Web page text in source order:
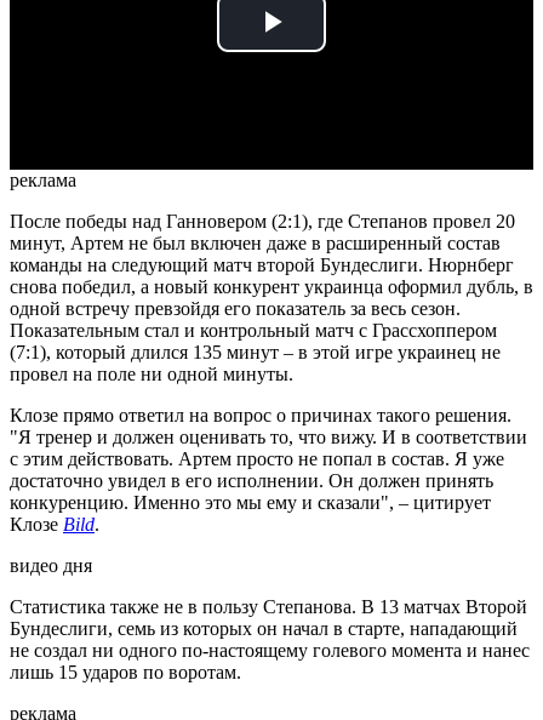
Play
реклама
После победы над Ганновером (2:1), где Степанов провел 20
минут, Артем не был включен даже в расширенный состав
команды на следующий матч второй Бундеслиги. Нюрнберг
снова победил, а новый конкурент украинца оформил дубль, в
одной встречу превзойдя его показатель за весь сезон.
Показательным стал и контрольный матч с Грассхоппером
(7:1), который длился 135 минут – в этой игре украинец не
провел на поле ни одной минуты.
Клозе прямо ответил на вопрос о причинах такого решения.
"Я тренер и должен оценивать то, что вижу. И в соответствии
с этим действовать. Артем просто не попал в состав. Я уже
достаточно увидел в его исполнении. Он должен принять
конкуренцию. Именно это мы ему и сказали", – цитирует
Клозе Bild.
видео дня
Статистика также не в пользу Степанова. В 13 матчах Второй
Бундеслиги, семь из которых он начал в старте, нападающий
не создал ни одного по-настоящему голевого момента и нанес
лишь 15 ударов по воротам.
реклама